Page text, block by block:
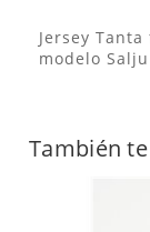
Jersey
modelo Salju
También